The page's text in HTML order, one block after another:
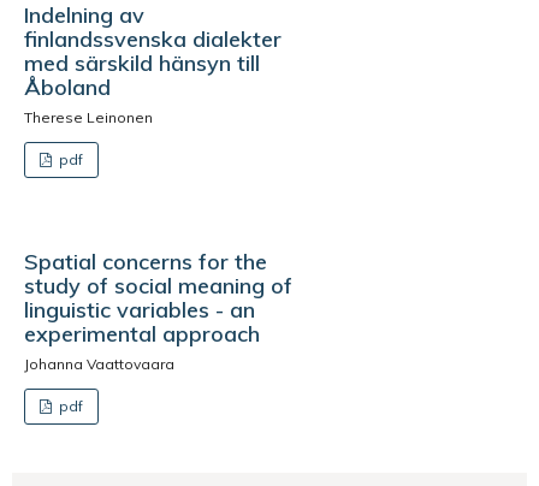
Indelning av
finlandssvenska dialekter
med särskild hänsyn till
Åboland
Therese Leinonen
pdf
Spatial concerns for the
study of social meaning of
linguistic variables - an
experimental approach
Johanna Vaattovaara
pdf